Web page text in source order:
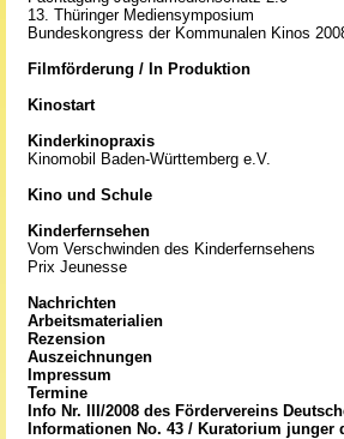
13. Thüringer Mediensymposium
Bundeskongress der Kommunalen Kinos
Filmförderung / In Produktion
Kinostart
Kinderkinopraxis
Kinomobil Baden-Württemberg e.V.
Kino und Schule
Kinderfernsehen
Vom Verschwinden des Kinderfernsehens
Prix Jeunesse
Nachrichten
Arbeitsmaterialien
Rezension
Auszeichnungen
Impressum
Termine
Info Nr. III/2008 des Fördervereins
Informationen No. 43 / Kuratorium junger